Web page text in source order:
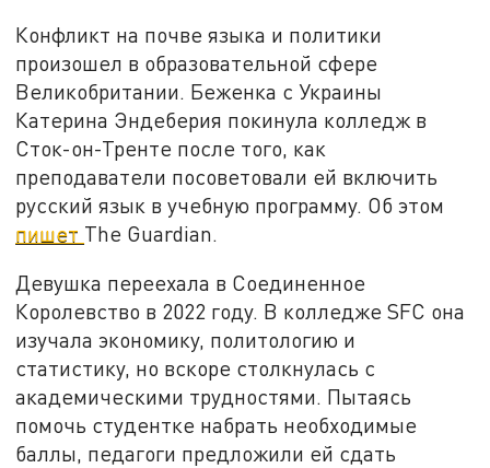
Конфликт на почве языка и политики
произошел в образовательной сфере
Великобритании. Беженка с Украины
Катерина Эндеберия покинула колледж в
Сток-он-Тренте после того, как
преподаватели посоветовали ей включить
русский язык в учебную программу. Об этом
пишет The Guardian.
Девушка переехала в Соединенное
Королевство в 2022 году. В колледже SFC она
изучала экономику, политологию и
статистику, но вскоре столкнулась с
академическими трудностями. Пытаясь
помочь студентке набрать необходимые
баллы, педагоги предложили ей сдать